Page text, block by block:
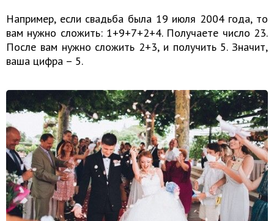
Например, если свадьба была 19 июля 2004 года, то
вам нужно сложить: 1+9+7+2+4. Получаете число 23.
После вам нужно сложить 2+3, и получить 5. Значит,
ваша цифра – 5.